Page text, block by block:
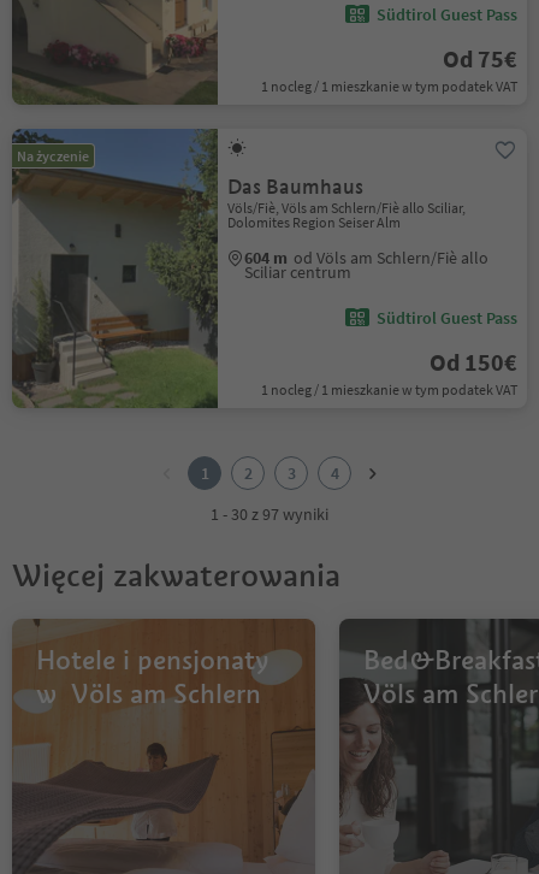
Südtirol Guest Pass
Od 75€
1 nocleg / 1 mieszkanie w tym podatek VAT
Na życzenie
Das Baumhaus
Völs/Fiè, Völs am Schlern/Fiè allo Sciliar,
Dolomites Region Seiser Alm
604 m od Völs am Schlern/Fiè allo
Sciliar centrum
Südtirol Guest Pass
Od 150€
1 nocleg / 1 mieszkanie w tym podatek VAT
1 2 3
4
1 - 30 z 97 wyniki
Więcej zakwaterowania
Hotele i pensjonaty
w Völs am Schlern
Völs am